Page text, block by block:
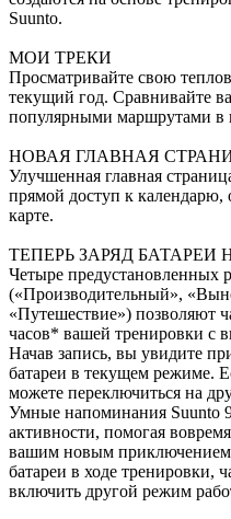
Suunto.
МОИ ТРЕКИ
Просматривайте свою
текущий год. Сравнивайте
популярными маршрутами в
НОВАЯ ГЛАВНАЯ
Улучшенная главная
прямой доступ к календарю,
карте.
ТЕПЕРЬ ЗАРЯД
Четыре предустановленных
(«Производительный»,
«Путешествие») позволяют
часов* вашей тренировки с
Начав запись, вы увидите
батареи в текущем режиме.
можете переключиться на
Умные напоминания Suunto
активности, помогая
вашим новым
батареи в ходе тренировки,
включить другой режим